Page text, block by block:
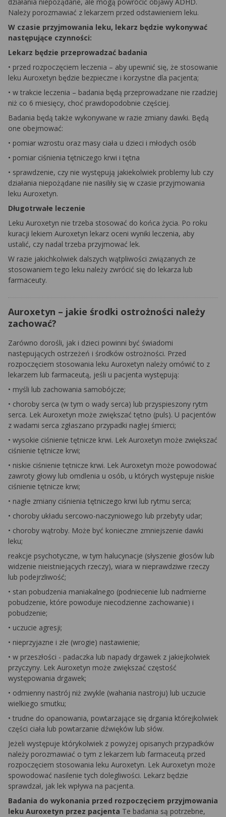
Należy porozmawiać z lekarzem przed odstawieniem leku.
W czasie przyjmowania leku, lekarz będzie wykonywać
następujące czynności:
Lekarz będzie przeprowadzać badania
• przed rozpoczęciem leczenia – aby upewnić się, że stosowanie
leku Auroxetyn będzie bezpieczne i korzystne dla pacjenta;
• w trakcie leczenia – badania będą przeprowadzane nie rzadziej
niż co 6 miesięcy, choć prawdopodobnie częściej.
Badania będą także wykonywane w razie zmiany dawki. Będą
one obejmować:
• pomiar wzrostu oraz masy ciała u dzieci i młodych osób
• pomiar ciśnienia tętniczego krwi i tętna
• sprawdzenie, czy nie występują jakiekolwiek problemy lub czy
działania niepożądane nie nasiliły się w czasie przyjmowania
leku Auroxetyn.
Długotrwałe leczenie
Leku Auroxetyn nie trzeba stosować do końca życia. Po roku
kuracji lekiem Auroxetyn lekarz oceni wyniki leczenia, aby
ustalić, czy nadal trzeba przyjmować lek.
W razie jakichkolwiek dalszych wątpliwości związanych ze
stosowaniem tego leku należy zwrócić się do lekarza lub
farmaceuty.
Auroxetyn – jakie środki ostrożności należy
zachować?
Zarówno dorośli, jak i dzieci powinni być świadomi
następujących ostrzeżeń i środków ostrożności. Przed
rozpoczęciem stosowania leku Auroxetyn należy omówić to z
lekarzem lub farmaceutą, jeśli u pacjenta występują:
• myśli lub zachowania samobójcze;
• choroby serca (w tym o wady serca) lub przyspieszony rytm
serca. Lek Auroxetyn może zwiększać tętno (puls). U pacjentów
z wadami serca zgłaszano przypadki nagłej śmierci;
• wysokie ciśnienie tętnicze krwi. Lek Auroxetyn może zwiększać
ciśnienie tętnicze krwi;
• niskie ciśnienie tętnicze krwi. Lek Auroxetyn może powodować
zawroty głowy lub omdlenia u osób, u których występuje niskie
ciśnienie tętnicze krwi;
• nagłe zmiany ciśnienia tętniczego krwi lub rytmu serca;
• choroby układu sercowo-naczyniowego lub przebyty udar;
• choroby wątroby. Może być konieczne zmniejszenie dawki
leku;
reakcje psychotyczne, w tym halucynacje (słyszenie głosów lub
widzenie nieistniejących rzeczy), wiara w nieprawdziwe rzeczy
lub podejrzliwość;
• stan pobudzenia maniakalnego (podniecenie lub nadmierne
pobudzenie, które powoduje niecodzienne zachowanie) i
pobudzenie;
• uczucie agresji;
• nieprzyjazne i złe (wrogie) nastawienie;
• w przeszłości - padaczka lub napady drgawek z jakiejkolwiek
przyczyny. Lek Auroxetyn może zwiększać częstość
występowania drgawek;
• odmienny nastrój niż zwykle (wahania nastroju) lub uczucie
wielkiego smutku;
• trudne do opanowania, powtarzające się drgania którejkolwiek
części ciała lub powtarzanie dźwięków lub słów.
Jeżeli występuje którykolwiek z powyżej opisanych przypadków
należy porozmawiać o tym z lekarzem lub farmaceutą przed
rozpoczęciem stosowania leku Auroxetyn. Lek Auroxetyn może
spowodować nasilenie tych dolegliwości. Lekarz będzie
sprawdzał, jak lek wpływa na pacjenta.
Badania do wykonania przed rozpoczęciem przyjmowania
leku Auroxetyn przez pacjenta Te badania są potrzebne,